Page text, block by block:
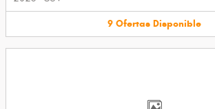
9 Ofertas Disponible